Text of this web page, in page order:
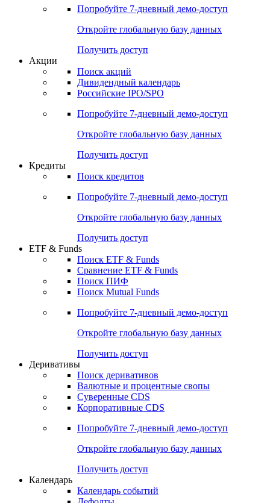
Cbonds Pages
Опросы
Попробуйте7-дневный
Откройте глобальную базу данных
Получить доступ
Поиск акций
Российские IPO/SPO
Попробуйте7-дневный
Откройте глобальную базу данных
Получить доступ
Поиск кредитов
Попробуйте7-дневный
Откройте глобальную базу данных
Получить доступ
ETF & Funds
Сравнение ETF & Funds
Поиск Mutual Funds
Попробуйте7-дневный
Откройте глобальную базу данных
Получить доступ
Деривативы
Валютные и процентные свопы
Корпоративные CDS
Попробуйте7-дневный
Откройте глобальную базу данных